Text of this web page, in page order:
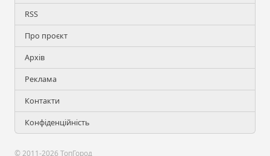
RSS
Про проєкт
Архів
Реклама
Контакти
Конфіденційність
© 2011-2026 ТопГород